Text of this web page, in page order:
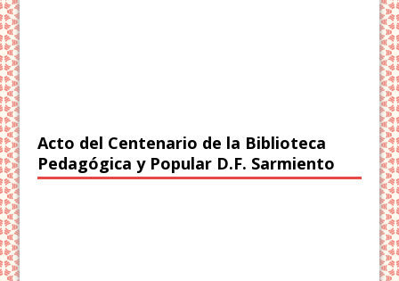
Acto del Centenario de la Biblioteca
Pedagógica y Popular D.F. Sarmiento